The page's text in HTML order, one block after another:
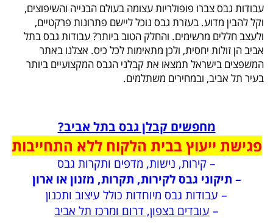
עבודות גבס צברו פופולריות עצומה בעולם הבנייה והשיפוצים,
וקל להבין מדוע. בעזרת גבס נוכל ליישם פתרונות פרקטיים,
ולעצב חללים מרשימים. והחלק הטוב ביותר? עבודות גבס בתל
אביב הן זולות יחסית, ולכן מתאימות לכל כיס. אצלנו באתר
המשפצים בישראל תמצאו את קבלני הגבס המקצועיים ביותר
בעיר תל אביב, ובמחירים משתלמים.
מחפשים קבלן גבס בתל אביב?
פגישת ייעוץ בבית הלקוח ללא התחייבות
– קירות, נישות, מדפים ותקרות גבס
– תיקוני גבס לקירות, תקרות, מזנון או ארון
– עבודות גבס מיוחדות כולל עיצוב ותכנון
– עובדים בצפון, דרום ומרכז תל אביב